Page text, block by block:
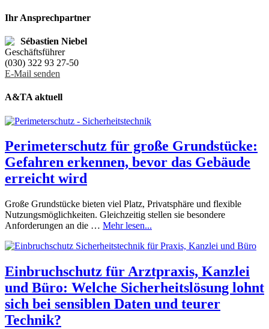
Ihr Ansprechpartner
Sébastien Niebel
Geschäftsführer
(030) 322 93 27-50
E-Mail senden
A&TA aktuell
Perimeterschutz für große Grundstücke:
Gefahren erkennen, bevor das Gebäude
erreicht wird
Große Grundstücke bieten viel Platz, Privatsphäre und flexible
Nutzungsmöglichkeiten. Gleichzeitig stellen sie besondere
Anforderungen an die … Mehr lesen...
Einbruchschutz für Arztpraxis, Kanzlei
und Büro: Welche Sicherheitslösung lohnt
sich bei sensiblen Daten und teurer
Technik?